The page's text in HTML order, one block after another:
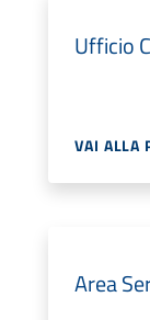
Ufficio
VAI ALLA
Area